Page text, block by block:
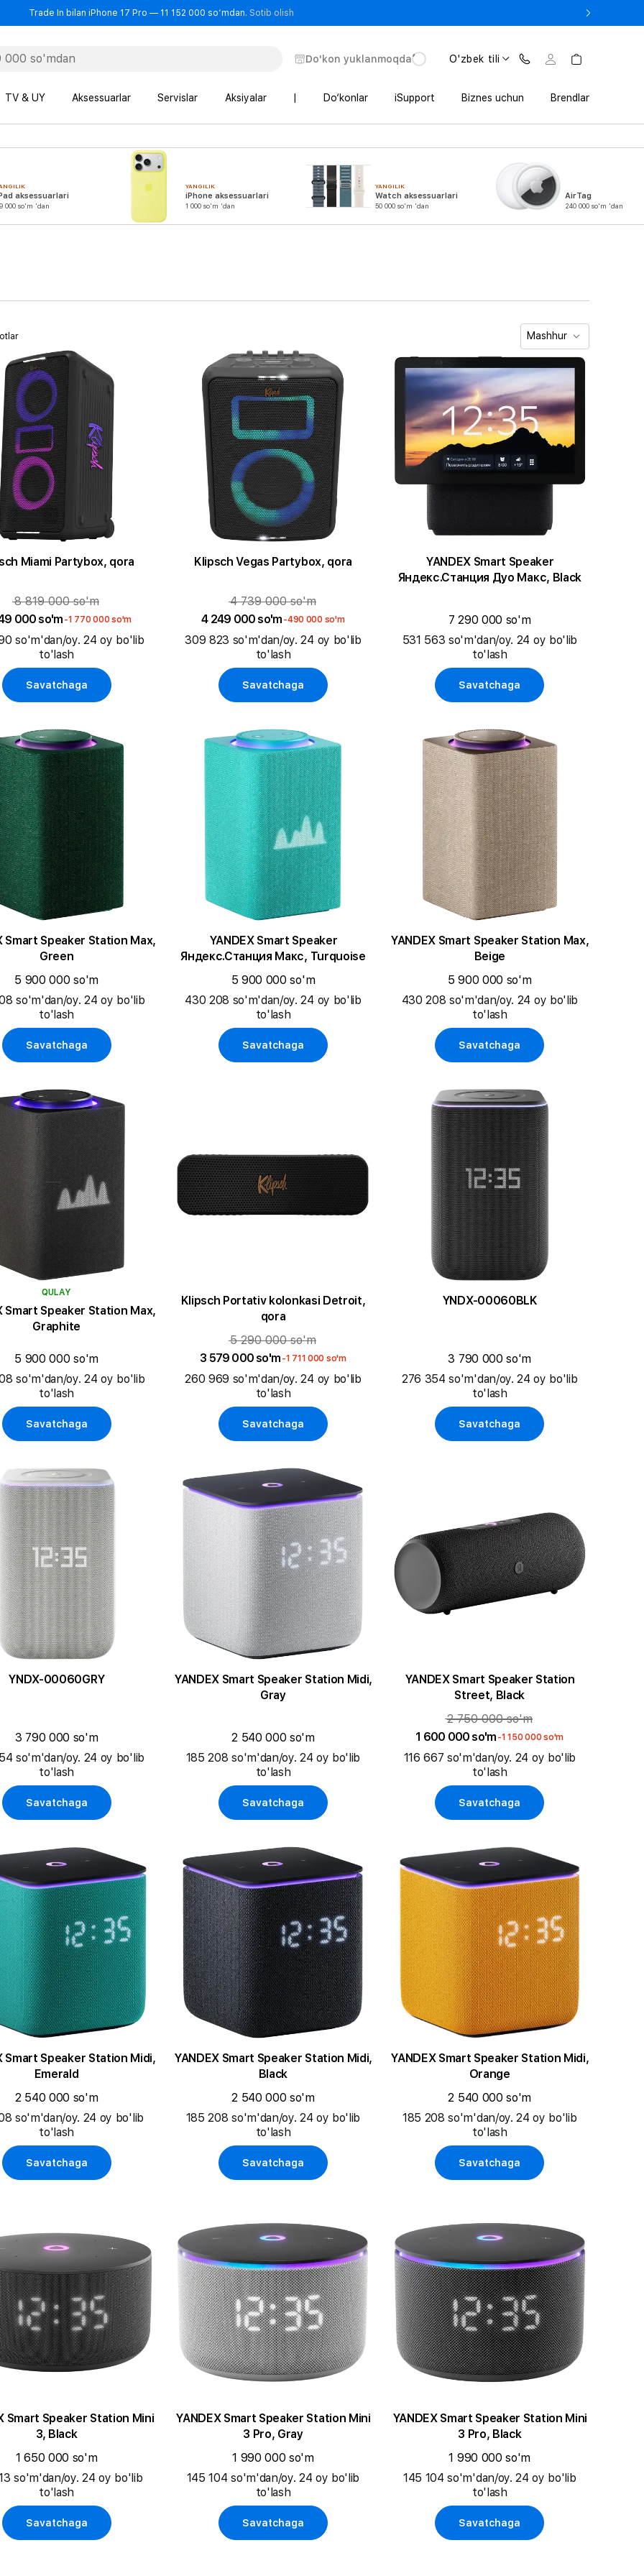
Trade In bilan iPhone 17 Pro — 11 152 000 so‘mdan. Sotib olish- Trade In bilan iPhone 17 Pro — 11 152 000 so‘mdan.
Do'kon yuklanmoqda O'zbek tili
TV & UY Aksessuarlar Servislar Aksiyalar Do‘konlar iSupport Biznes uchun Brendlar
aksessuarlari
000 so'm 'dan
YANGILIK
iPhone aksessuarlari
1 000 so'm 'dan
YANGILIK
Watch aksessuarlari
50 000 so'm 'dan
AirTag
240 000 so'm 'dan
Mashhur
Klipsch Miami Partybox, qora
8 819 000 so'm
000 so'm -1 770 000 so'm
so'm'dan/oy. 24 oy bo'lib
to'lash
Savatchaga
Klipsch Vegas Partybox, qora
4 739 000 so'm
4 249 000 so'm -490 000 so'm
309 823 so'm'dan/oy. 24 oy bo'lib
to'lash
Savatchaga
YANDEX Smart Speaker
Яндекс.Станция Дуо Макс, Black
7 290 000 so'm
531 563 so'm'dan/oy. 24 oy bo'lib
to'lash
Savatchaga
Smart Speaker Station Max,
Green
5 900 000 so'm
so'm'dan/oy. 24 oy bo'lib
to'lash
Savatchaga
YANDEX Smart Speaker
Яндекс.Станция Макс, Turquoise
5 900 000 so'm
430 208 so'm'dan/oy. 24 oy bo'lib
to'lash
Savatchaga
YANDEX Smart Speaker Station Max,
Beige
5 900 000 so'm
430 208 so'm'dan/oy. 24 oy bo'lib
to'lash
Savatchaga
QULAY
Smart Speaker Station Max,
Graphite
5 900 000 so'm
so'm'dan/oy. 24 oy bo'lib
to'lash
Savatchaga
Klipsch Portativ kolonkasi Detroit,
qora
5 290 000 so'm
3 579 000 so'm -1 711 000 so'm
260 969 so'm'dan/oy. 24 oy bo'lib
to'lash
Savatchaga
YNDX-00060BLK
3 790 000 so'm
276 354 so'm'dan/oy. 24 oy bo'lib
to'lash
Savatchaga
YNDX-00060GRY
3 790 000 so'm
so'm'dan/oy. 24 oy bo'lib
to'lash
Savatchaga
YANDEX Smart Speaker Station Midi,
Gray
2 540 000 so'm
185 208 so'm'dan/oy. 24 oy bo'lib
to'lash
Savatchaga
YANDEX Smart Speaker Station
Street, Black
2 750 000 so'm
1 600 000 so'm -1 150 000 so'm
116 667 so'm'dan/oy. 24 oy bo'lib
to'lash
Savatchaga
Smart Speaker Station Midi,
Emerald
2 540 000 so'm
so'm'dan/oy. 24 oy bo'lib
to'lash
Savatchaga
YANDEX Smart Speaker Station Midi,
Black
2 540 000 so'm
185 208 so'm'dan/oy. 24 oy bo'lib
to'lash
Savatchaga
YANDEX Smart Speaker Station Midi,
Orange
2 540 000 so'm
185 208 so'm'dan/oy. 24 oy bo'lib
to'lash
Savatchaga
Smart Speaker Station Mini
3, Black
1 650 000 so'm
so'm'dan/oy. 24 oy bo'lib
to'lash
Savatchaga
YANDEX Smart Speaker Station Mini
3 Pro, Gray
1 990 000 so'm
145 104 so'm'dan/oy. 24 oy bo'lib
to'lash
Savatchaga
YANDEX Smart Speaker Station Mini
3 Pro, Black
1 990 000 so'm
145 104 so'm'dan/oy. 24 oy bo'lib
to'lash
Savatchaga